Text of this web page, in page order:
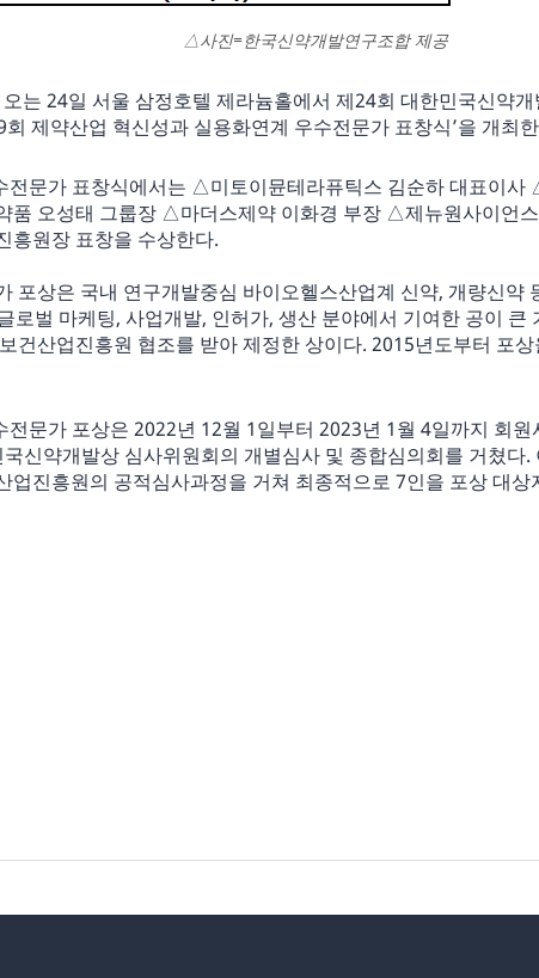
△사진=한국신약개발연구조합 제공
는 24일 서울 삼정호텔 제라늄홀에서 제24회 대한민국신약개
제약산업 혁신성과 실용화연계 우수전문가 표창식’을 개최
전문가 표창식에서는 △미토이뮨테라퓨틱스 김순하 대표이
오성태 그룹장 △마더스제약 이화경 부장 △제뉴원사이언
흥원장 표창을 수상한다.
포상은 국내 연구개발중심 바이오헬스산업계 신약, 개량신약
로벌 마케팅, 사업개발, 인허가, 생산 분야에서 기여한 공이 큰
건산업진흥원 협조를 받아 제정한 상이다. 2015년도부터 포
문가 포상은 2022년 12월 1일부터 2023년 1월 4일까지 회
신약개발상 심사위원회의 개별심사 및 종합심의회를 거쳤다.
업진흥원의 공적심사과정을 거쳐 최종적으로 7인을 포상 대상